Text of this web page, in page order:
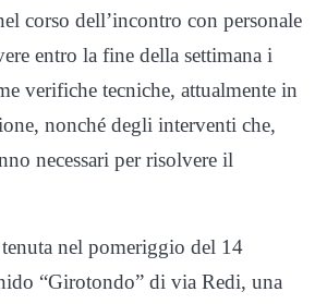
corso dell’incontro con personale
entro la fine della settimana i
verifiche tecniche, attualmente in
nonché degli interventi che,
necessari per risolvere il
nel pomeriggio del 14
“Girotondo” di via Redi, una